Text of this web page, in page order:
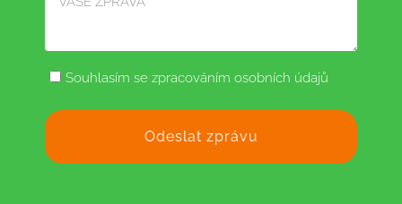
Souhlasím se zpracováním osobních údajů